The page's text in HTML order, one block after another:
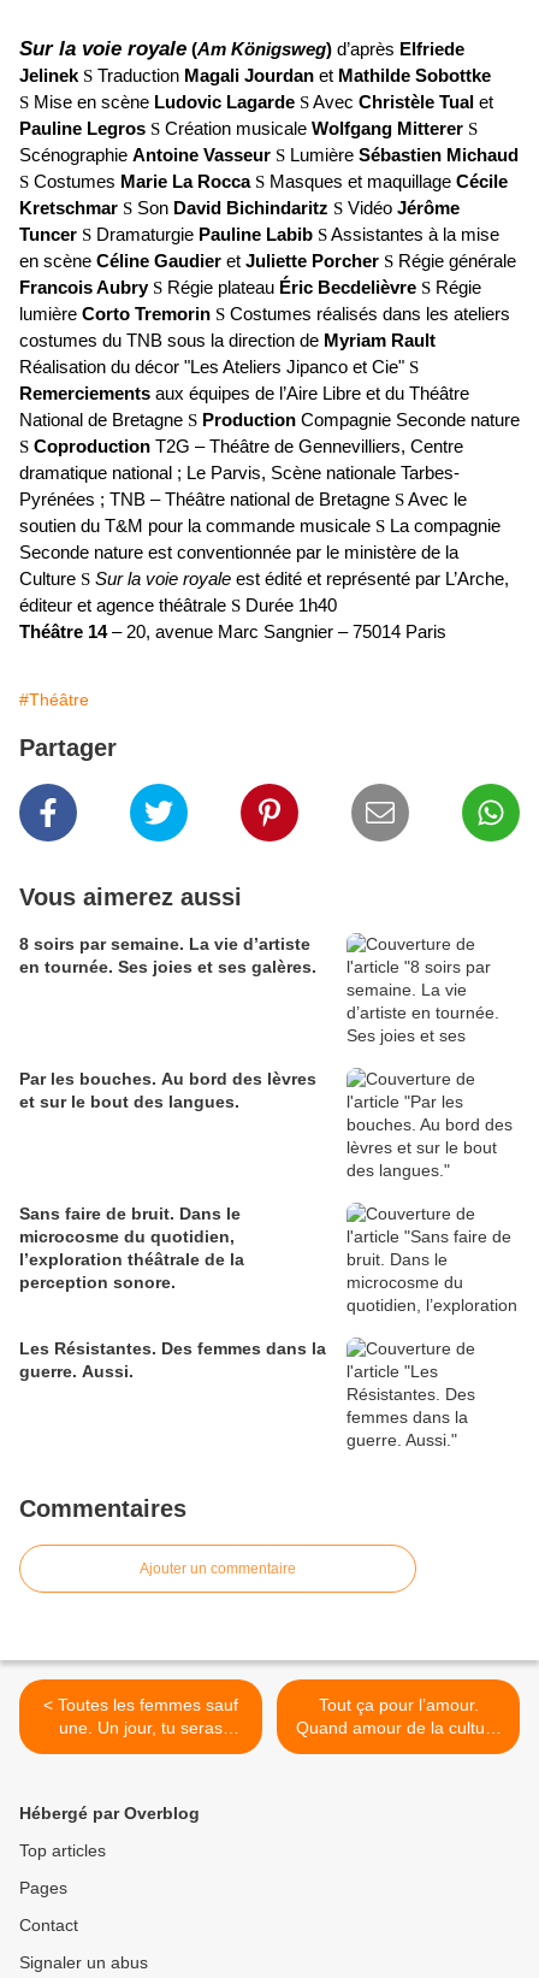
Sur la voie royale (Am Königsweg) d’après Elfriede
Jelinek S Traduction Magali Jourdan et Mathilde Sobottke
S Mise en scène Ludovic Lagarde SAvec Christèle Tual et
Pauline Legros S Création musicale Wolfgang Mitterer S
Scénographie Antoine Vasseur S Lumière Sébastien Michaud
S Costumes Marie La Rocca S Masques et maquillage Cécile
Kretschmar S Son David Bichindaritz S Vidéo Jérôme
Tuncer S Dramaturgie Pauline Labib SAssistantes à la mise
en scène Céline Gaudier et Juliette Porcher S Régie générale
Francois Aubry S Régie plateau Éric Becdelièvre S Régie
lumière Corto Tremorin S Costumes réalisés dans les ateliers
costumes du TNB sous la direction de Myriam Rault
Réalisation du décor "Les Ateliers Jipanco et Cie" S
Remerciements aux équipes de l’Aire Libre et du Théâtre
National de Bretagne S Production Compagnie Seconde nature
S Coproduction T2G – Théâtre de Gennevilliers, Centre
dramatique national ; Le Parvis, Scène nationale Tarbes-
Pyrénées ; TNB – Théâtre national de Bretagne SAvec le
soutien du T&M pour la commande musicale S La compagnie
Seconde nature est conventionnée par le ministère de la
Culture S Sur la voie royale est édité et représenté par L’Arche,
éditeur et agence théâtrale S Durée 1h40
Théâtre 14– 20, avenue Marc Sangnier – 75014 Paris
#Théâtre
Partager
Vous aimerez aussi
8 soirs par semaine. La vie d’artiste
en tournée. Ses joies et ses galères.
Par les bouches. Au bord des lèvres
et sur le bout des langues.
Sans faire de bruit. Dans le
microcosme du quotidien,
l’exploration théâtrale de la
perception sonore.
Les Résistantes. Des femmes dans la
guerre. Aussi.
Commentaires
Ajouter un commentaire
< Toutes les femmes sauf
une. Un jour, tu seras
mère…
Tout ça pour l’amour.
Quand amour de la culture
et amour tout court se
Hébergé par Overblog
Top articles
Pages
Contact
Signaler un abus